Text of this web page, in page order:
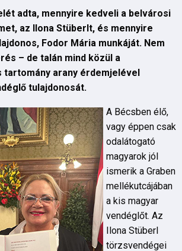
adta, mennyire kedveli a belvárosi
az Ilona Stüberlt, és mennyire
Fodor Mária munkáját. Nem
– de talán mind közül a
tartomány arany érdemjelével
tulajdonosát.
A Bécsben élő,
vagy éppen csak
odalátogató
magyarok jól
ismerik a Graben
mellékutcájában
a kis magyar
vendéglőt. Az
Ilona Stüberl
törzsvendégei